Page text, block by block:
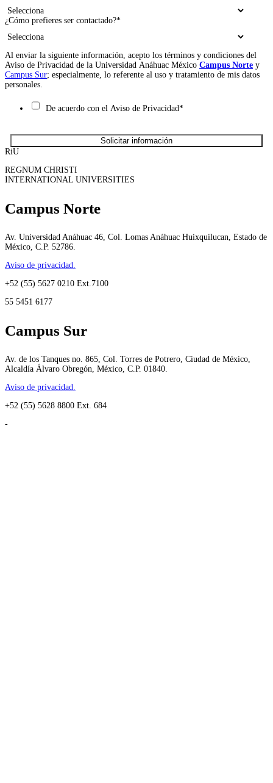
¿Cómo prefieres ser contactado?*
Al enviar la siguiente información, acepto los términos y condiciones del
Aviso de Privacidad de la Universidad Anáhuac México Campus Norte y
Campus Sur; especialmente, lo referente al uso y tratamiento de mis datos
personales.
De acuerdo con el Aviso de Privacidad*
RiU
REGNUM CHRISTI
INTERNATIONAL UNIVERSITIES
Campus Norte
Av. Universidad Anáhuac 46, Col. Lomas Anáhuac Huixquilucan, Estado de
México, C.P. 52786.
Aviso de privacidad.
+52 (55) 5627 0210 Ext.7100
55 5451 6177
Campus Sur
Av. de los Tanques no. 865, Col. Torres de Potrero, Ciudad de México,
Alcaldía Álvaro Obregón, México, C.P. 01840.
Aviso de privacidad.
+52 (55) 5628 8800 Ext. 684
-